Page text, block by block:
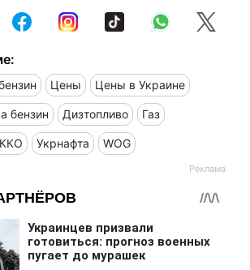
Цены Цены в Украине
бензин Дизтопливо Газ
Укрнафта WOG